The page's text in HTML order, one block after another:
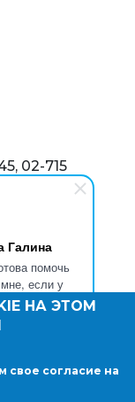
Галина
помочь
если у
02-715
НА ЭТОМ
свое согласие на